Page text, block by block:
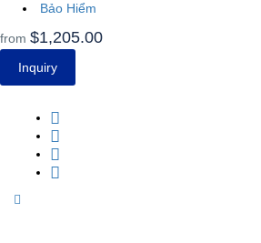
Bảo Hiểm
from $1,205.00
Inquiry